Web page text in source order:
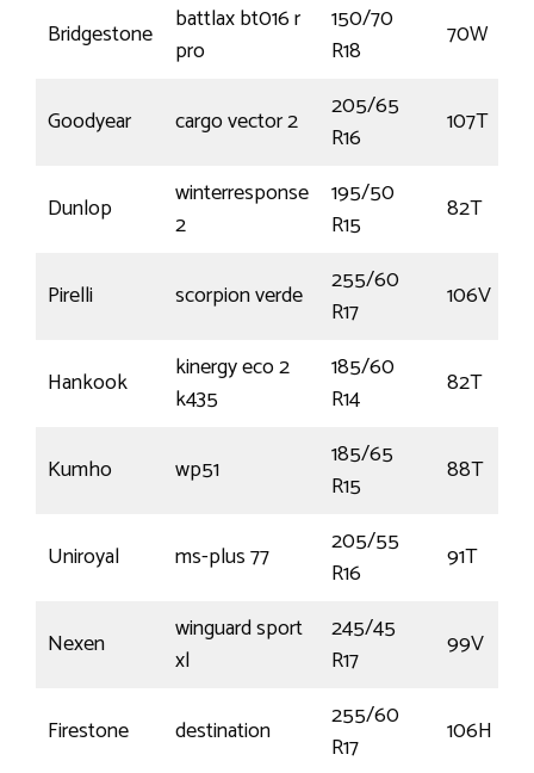
Bridgestone
battlax bt016 r
pro
150/70
R18
70W
Goodyear cargo vector 2
205/65
R16
107T
Dunlop
winterresponse
2
195/50
R15
82T
Pirelli scorpion verde
255/60
R17
106V
Hankook
kinergy eco 2
k435
185/60
R14
82T
Kumho wp51
185/65
R15
88T
Uniroyal ms-plus 77
205/55
R16
91T
Nexen
winguard sport
xl
245/45
R17
99V
Firestone destination
255/60
R17
106H